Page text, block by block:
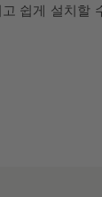
쉽게 설치할